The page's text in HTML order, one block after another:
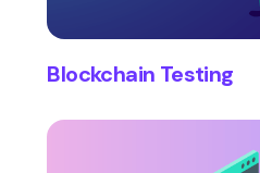
Blockchain Testing